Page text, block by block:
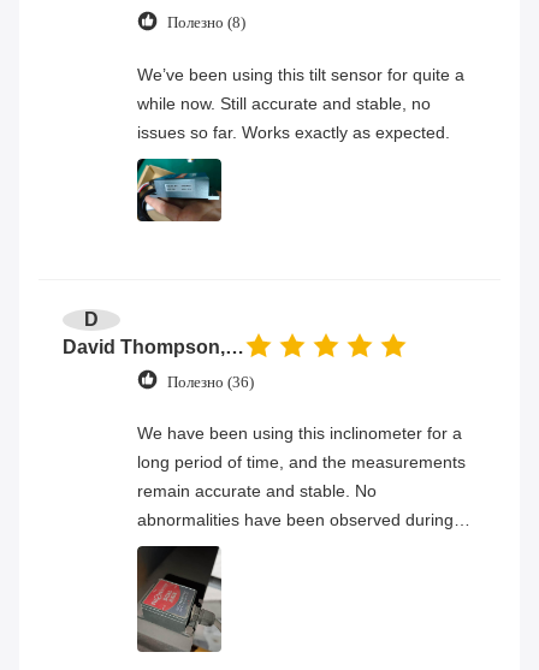
Полезно (8)
We’ve been using this tilt sensor for quite a
while now. Still accurate and stable, no
issues so far. Works exactly as expected.
D
David Thompson, Senior Engineer
Полезно (36)
We have been using this inclinometer for a
long period of time, and the measurements
remain accurate and stable. No
abnormalities have been observed during
continuous operation, and the overall
product quality has proven to be very
reliable.